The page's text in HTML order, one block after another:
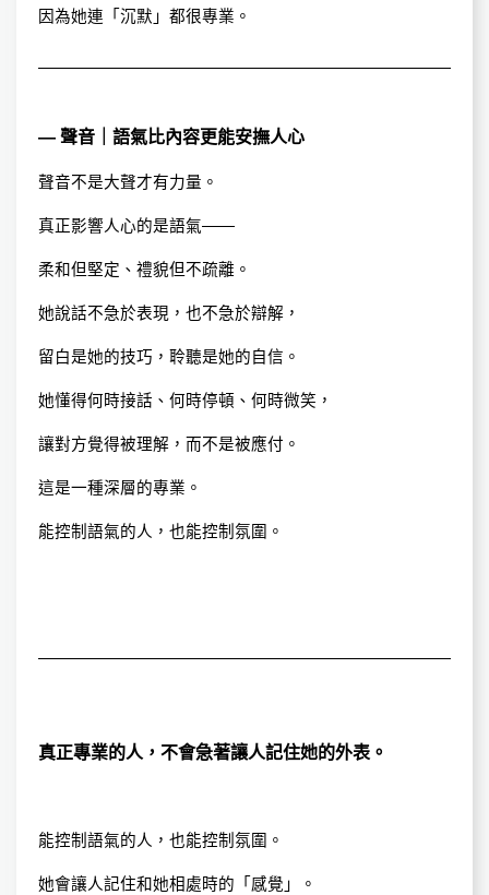
因為她連「沉默」都很專業。
— 聲音｜語氣比內容更能安撫人心
聲音不是大聲才有力量。
真正影響人心的是語氣——
柔和但堅定、禮貌但不疏離。
她說話不急於表現，也不急於辯解，
留白是她的技巧，聆聽是她的自信。
她懂得何時接話、何時停頓、何時微笑，
讓對方覺得被理解，而不是被應付。
這是一種深層的專業。
能控制語氣的人，也能控制氛圍。
真正專業的人，不會急著讓人記住她的外表。
能控制語氣的人，也能控制氛圍。
她會讓人記住和她相處時的「感覺」。